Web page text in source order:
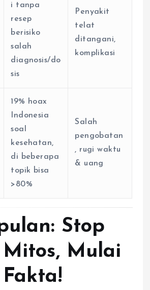
i tanpa
resep
berisiko
salah
diagnosis/do
sis
Penyakit
telat
ditangani,
komplikasi
19% hoax
Indonesia
soal
kesehatan,
di beberapa
topik bisa
>80%
Salah
pengobatan
, rugi waktu
& uang
Stop
Mulai